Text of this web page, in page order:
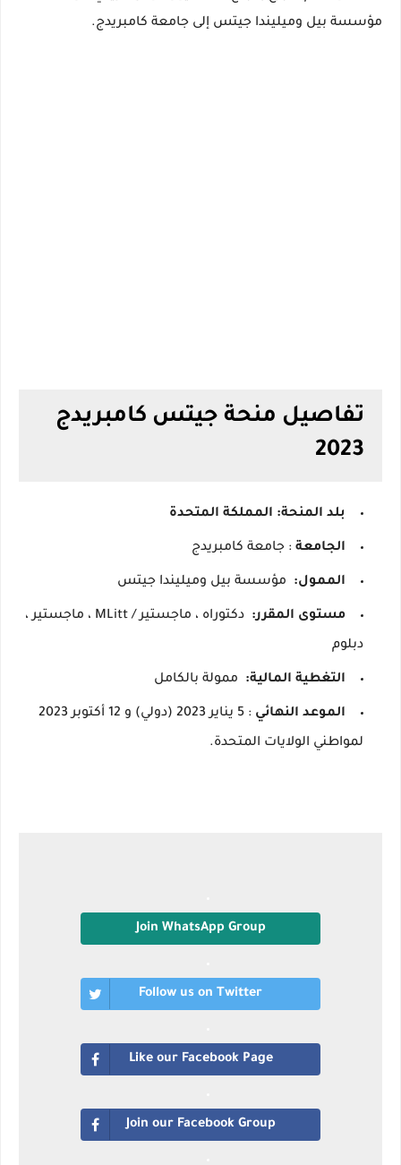
مؤسسة بيل وميليندا جيتس إلى جامعة كامبريدج.
تفاصيل منحة جيتس كامبريدج
2023
بلد المنحة: المملكة المتحدة
الجامعة : جامعة كامبريدج
الممول: مؤسسة بيل وميليندا جيتس
مستوى المقرر: دكتوراه ، ماجستير / MLitt ، ماجستير ،
دبلوم
التغطية المالية: ممولة بالكامل
الموعد النهائي : 5 يناير 2023 (دولي) و 12 أكتوبر 2023
لمواطني الولايات المتحدة.
Join WhatsApp Group
Follow us on Twitter
Like our Facebook Page
Join our Facebook Group